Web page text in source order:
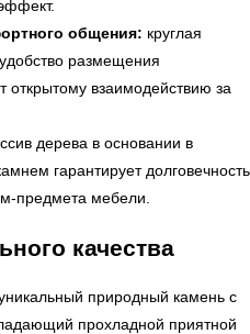
общения: круглая
размещения
открытому взаимодействию за
дерева в основании в
гарантирует долговечность
предмета мебели.
качества
природный камень с
прохладной приятной